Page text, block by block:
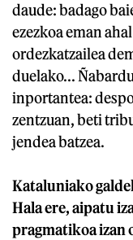
daude: badago
ezezkoa eman
ordezkatzailea
duelako...
inportantea:
zentzuan, beti
jendea batzea.
Kataluniako
Hala ere, aipatu
pragmatikoa izan